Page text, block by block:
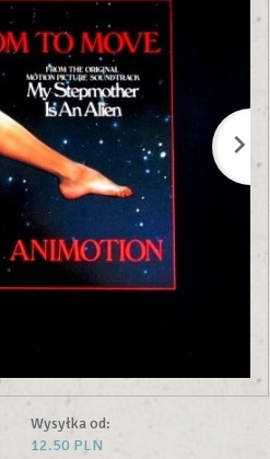
Wysyłka od:
12.50 PLN